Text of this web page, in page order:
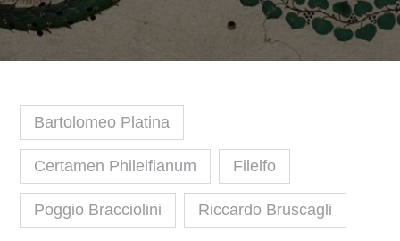
Bartolomeo Platina
Certamen Philelfianum Filelfo
Poggio Bracciolini Riccardo Bruscagli